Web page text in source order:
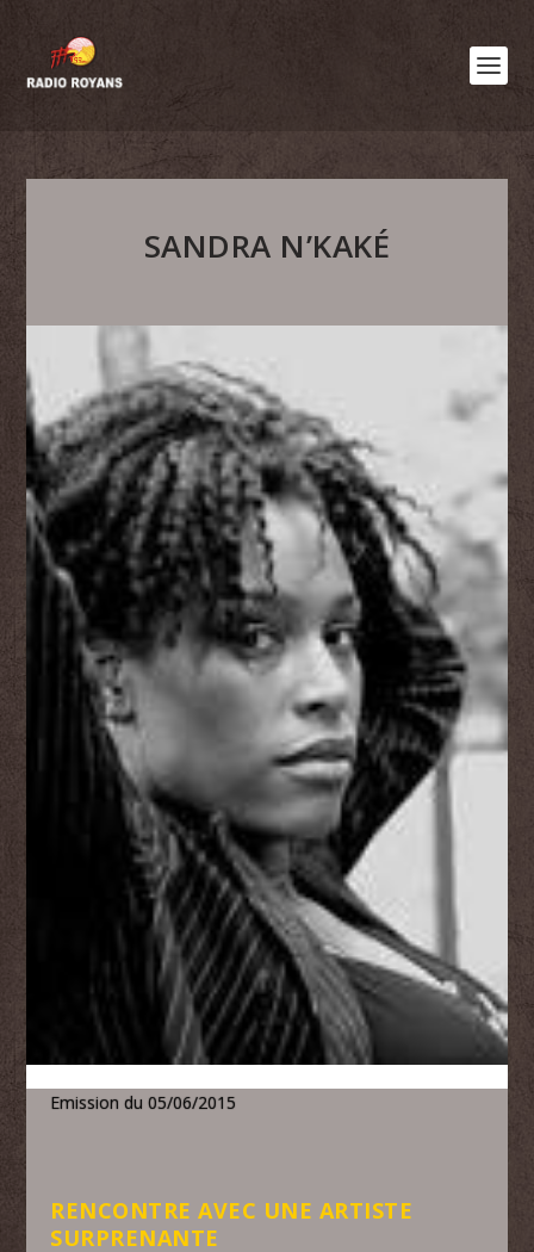
SANDRA N’KAKÉ
Emission du 05/06/2015
RENCONTRE AVEC UNE ARTISTE
SURPRENANTE